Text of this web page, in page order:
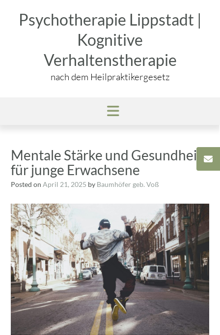
Psychotherapie Lippstadt |
Kognitive
Verhaltenstherapie
nach dem Heilpraktikergesetz
Mentale Stärke und Gesundheit
für junge Erwachsene
Posted on April 21, 2025 by Baumhöfer geb. Voß